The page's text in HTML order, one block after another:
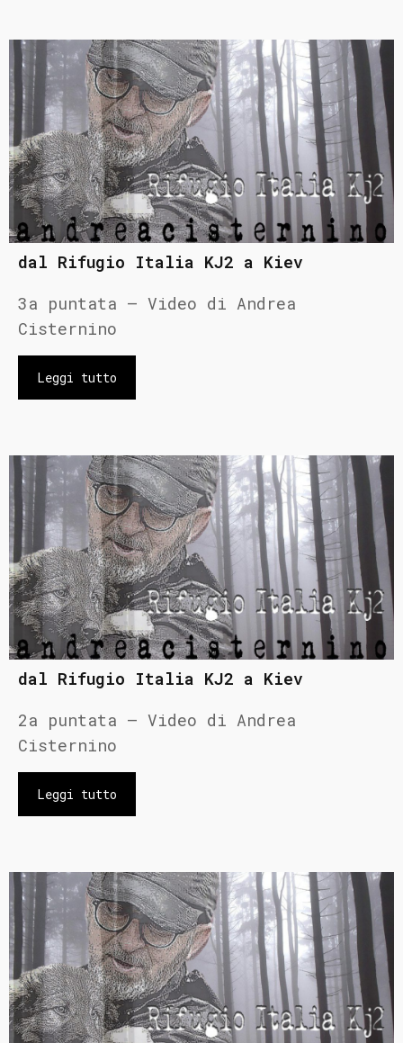
dal Rifugio Italia KJ2 a Kiev
3a puntata – Video di Andrea
Cisternino
Leggi tutto
dal Rifugio Italia KJ2 a Kiev
2a puntata – Video di Andrea
Cisternino
Leggi tutto